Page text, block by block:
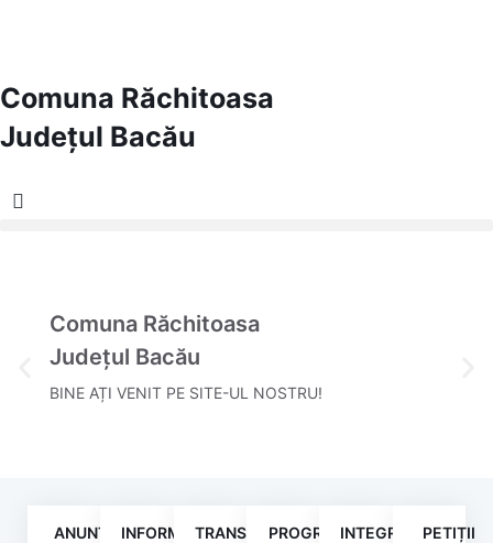
Comuna Răchitoasa
Județul Bacău
Comuna Răchitoasa
Județul Bacău
BINE AȚI VENIT PE SITE-UL NOSTRU!
ANUNȚURIINFORMAȚIITRANSPARENȚA
PROGRAMEINTEGRITATEPETIȚII